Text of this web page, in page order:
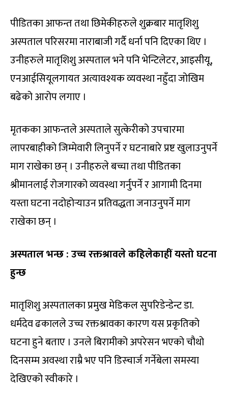
पीडितका आफन्त तथा छिमेकीहरुले शुक्रबार मातृशिशु
अस्पताल परिसरमा नाराबाजी गर्दै धर्ना पनि दिएका थिए ।
उनीहरुले मातृशिशु अस्पताल भने पनि भेन्टिलेटर, आइसीयू,
एनआईसियूलगायत अत्यावश्यक व्यवस्था नहुँदा जोखिम
बढेको आरोप लगाए ।
मृतकका आफन्तले अस्पताले सुत्केरीको उपचारमा
लापरबाहीको जिम्मेवारी लिनुपर्ने र घटनाबारे प्रष्ट खुलाउनुपर्ने
माग राखेका छन् । उनीहरुले बच्चा तथा पीडितका
श्रीमानलाई रोजगारको व्यवस्था गर्नुपर्ने र आगामी दिनमा
यस्ता घटना नदोहोर्‍याउन प्रतिवद्धता जनाउनुपर्ने माग
राखेका छन् ।
अस्पताल भन्छ : उच्च रक्तश्रावले कहिलेकाहीं यस्तो घटना
हुन्छ
मातृशिशु अस्पतालका प्रमुख मेडिकल सुपरिडेन्डेन्ट डा.
धर्मदेव ढकालले उच्च रक्तश्रावका कारण यस प्रकृतिको
घटना हुने बताए । उनले बिरामीको अपरेसन भएको चौथो
दिनसम्म अवस्था राम्रै भए पनि डिस्चार्ज गर्नेबेला समस्या
देखिएको स्वीकारे ।